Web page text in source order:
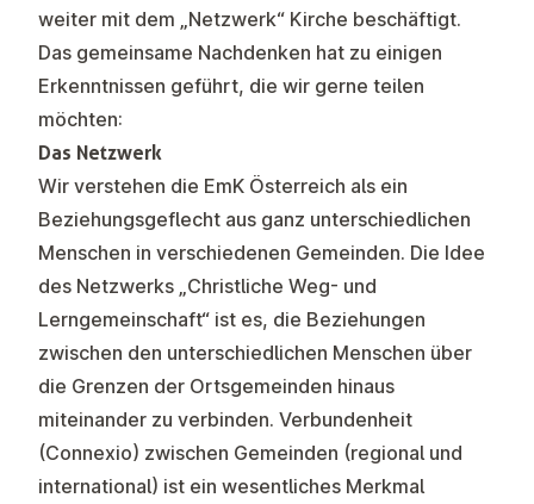
weiter mit dem „Netzwerk“ Kirche beschäftigt.
Das gemeinsame Nachdenken hat zu einigen
Erkenntnissen geführt, die wir gerne teilen
möchten:
Das Netzwerk
Wir verstehen die EmK Österreich als ein
Beziehungsgeflecht aus ganz unterschiedlichen
Menschen in verschiedenen Gemeinden. Die Idee
des Netzwerks „Christliche Weg- und
Lerngemeinschaft“ ist es, die Beziehungen
zwischen den unterschiedlichen Menschen über
die Grenzen der Ortsgemeinden hinaus
miteinander zu verbinden. Verbundenheit
(Connexio) zwischen Gemeinden (regional und
international) ist ein wesentliches Merkmal